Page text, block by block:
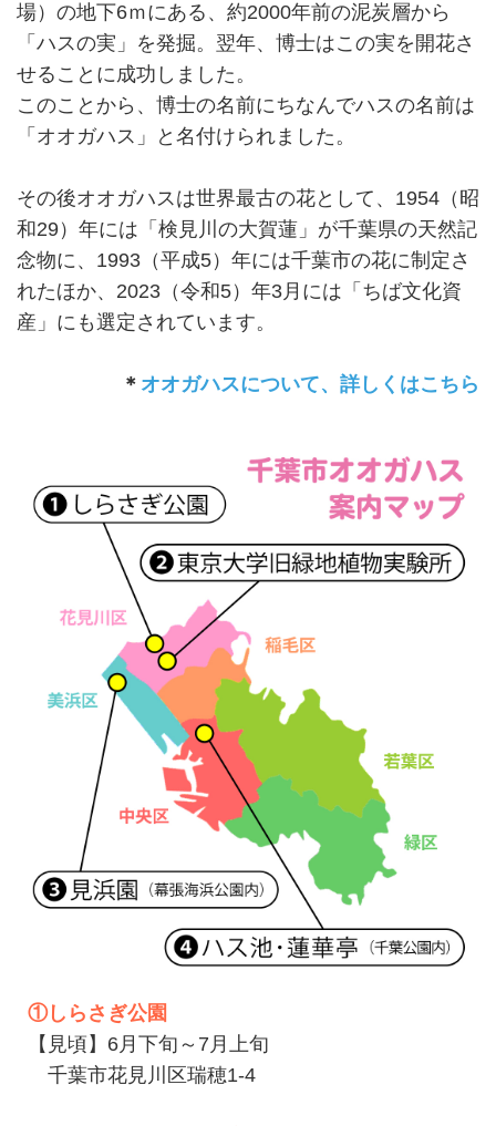
場）の地下6ｍにある、約2000年前の泥炭層から
「ハスの実」を発掘。翌年、博士はこの実を開花さ
せることに成功しました。
このことから、博士の名前にちなんでハスの名前は
「オオガハス」と名付けられました。
その後オオガハスは世界最古の花として、1954（昭
和29）年には「検見川の大賀蓮」が千葉県の天然記
念物に、1993（平成5）年には千葉市の花に制定さ
れたほか、2023（令和5）年3月には「ちば文化資
産」にも選定されています。
＊ オオガハスについて、詳しくはこちら
①しらさぎ公園
【見頃】6月下旬～7月上旬
千葉市花見川区瑞穂1-4